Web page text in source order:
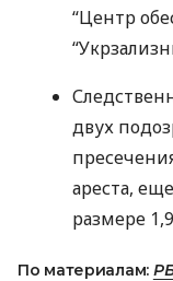
“Центр
двух
ареста,
размере
По материалам: